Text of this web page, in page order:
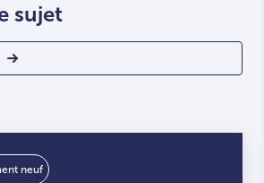
sujet
neuf